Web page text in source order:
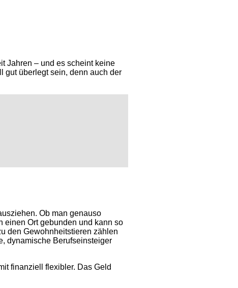
Jahren – und es scheint keine
gut überlegt sein, denn auch der
Ob man genauso
einen Ort gebunden und kann so
den Gewohnheitstieren zählen
dynamische Berufseinsteiger
finanziell flexibler. Das Geld